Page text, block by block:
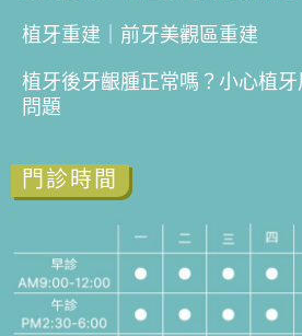
植牙重建｜前牙美觀區重建
植牙後牙齦腫正常嗎？小心植
問題
門診時間